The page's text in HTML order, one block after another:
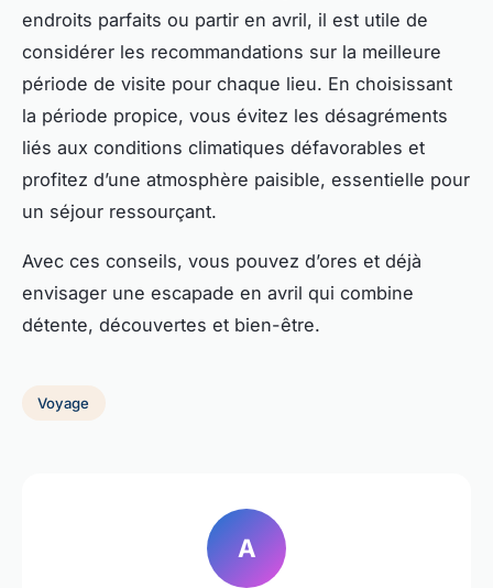
endroits parfaits ou partir en avril, il est utile de
considérer les recommandations sur la meilleure
période de visite pour chaque lieu. En choisissant
la période propice, vous évitez les désagréments
liés aux conditions climatiques défavorables et
profitez d’une atmosphère paisible, essentielle pour
un séjour ressourçant.
Avec ces conseils, vous pouvez d’ores et déjà
envisager une escapade en avril qui combine
détente, découvertes et bien-être.
Voyage
A